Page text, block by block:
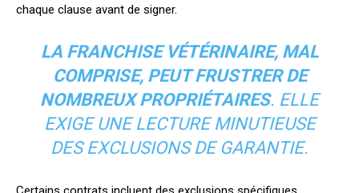
chaque clause avant de signer.
LA FRANCHISE VÉTÉRINAIRE, MAL
COMPRISE, PEUT FRUSTRER DE
NOMBREUX PROPRIÉTAIRES. ELLE
EXIGE UNE LECTURE MINUTIEUSE
DES EXCLUSIONS DE GARANTIE.